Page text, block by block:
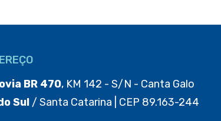
BR 470, KM 142 - S/N - Canta Galo
Sul/ Santa Catarina | CEP 89.163-244